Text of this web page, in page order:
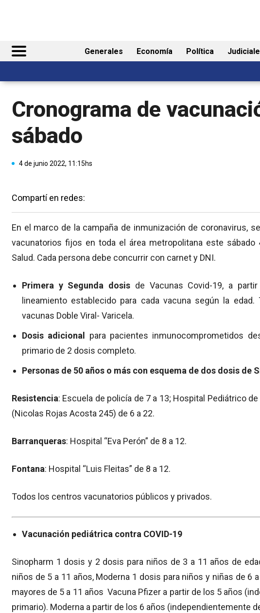
Generales Economía Política
Cronograma de
sábado
4 de junio 2022, 11:15hs
Compartí en redes:
En el marco de la campaña de inmunización de coronavirus,
vacunatorios fijos en toda el área metropolitana este
Salud. Cada persona debe concurrir con carnet y DNI.
Primera y Segunda dosis de Vacunas Covid-19, a
lineamiento establecido para cada vacuna según la edad.
vacunas Doble Viral- Varicela.
Dosis adicional para pacientes inmunocomprometidos
primario de 2 dosis completo.
Personas de 50 años o más con esquema de dos dosis de
Resistencia: Escuela de policía de 7 a 13; Hospital Pediátrico
(Nicolas Rojas Acosta 245) de 6 a 22.
Barranqueras: Hospital “Eva Perón” de 8 a 12.
Fontana: Hospital “Luis Fleitas” de 8 a 12.
Todos los centros vacunatorios públicos y privados.
Vacunación pediátrica contra COVID-19
Sinopharm 1 dosis y 2 dosis para niños de 3 a 11 años de
niños de 5 a 11 años, Moderna 1 dosis para niños y niñas de 6
mayores de 5 a 11 años Vacuna Pfizer a partir de los 5 años
primario). Moderna a partir de los 6 años (independientemente